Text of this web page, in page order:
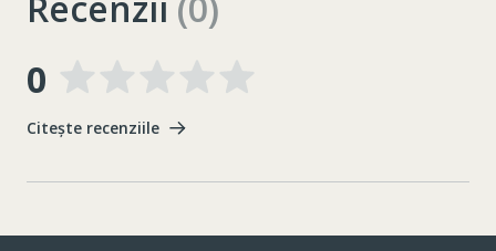
0
Citește recenziile